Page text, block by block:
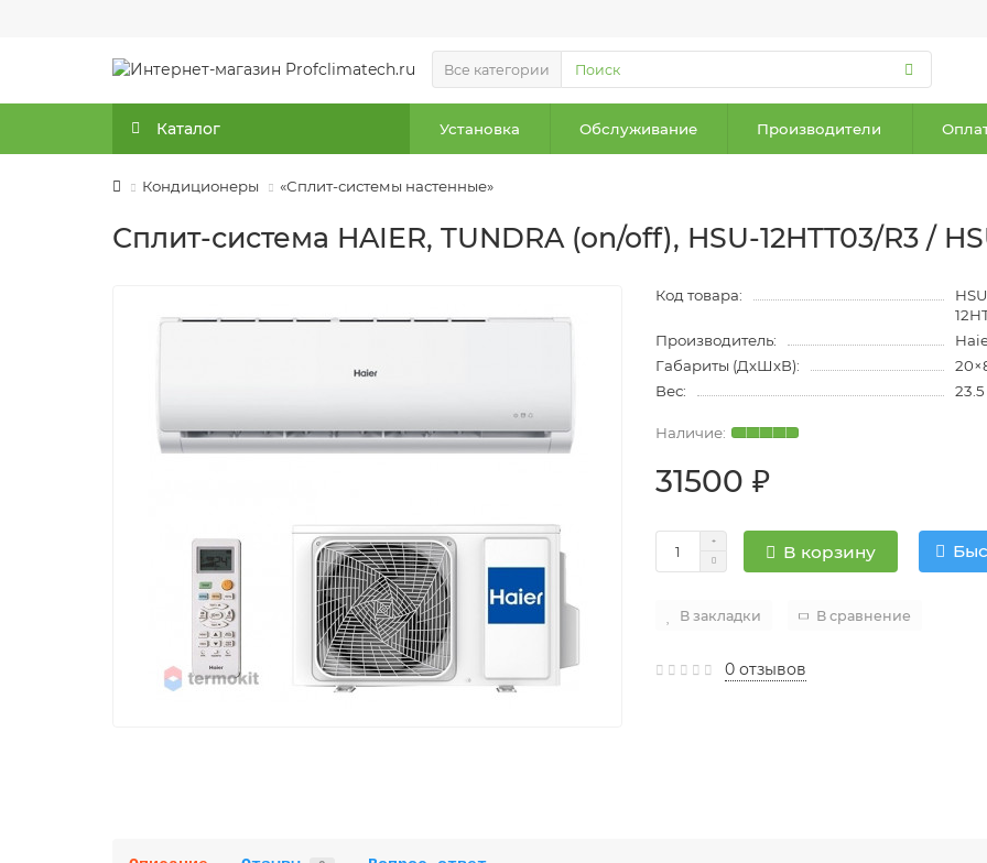
Все категории
Каталог Установка Обслуживание Производители
Кондиционеры «Сплит-системы настенные»
Сплит-система HAIER, TUNDRA (on/off), HSU-12HTT03/R3 /
Код товара:
Производитель:
Габариты (ДхШхВ):
Вес:
23.5
31500 ₽
В корзину
В закладки В сравнение
0 отзывов